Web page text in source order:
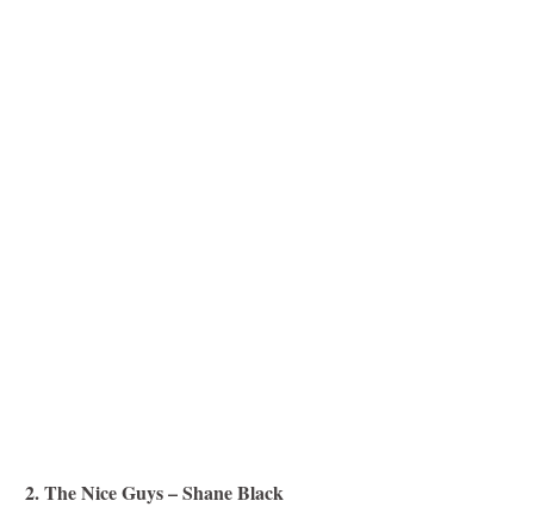
2. The Nice Guys – Shane Black